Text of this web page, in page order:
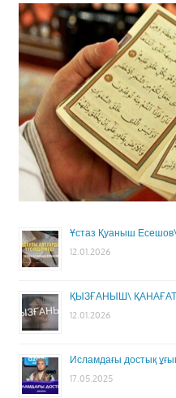
Ұстаз Қуаныш Есешов\
12.01.2026
ҚЫЗҒАНЫШ\
12.01.2026
Исламдағы достық
17.05.2025